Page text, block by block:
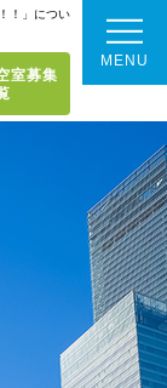
！」につい
室募集
MENU